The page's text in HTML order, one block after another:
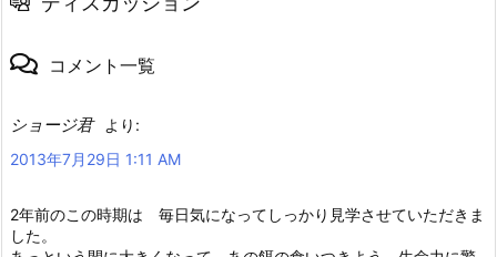
コメント一覧
ショージ君
より:
2013年7月29日 1:11 AM
2年前のこの時期は 毎日気になってしっかり見学させていただきま
した。